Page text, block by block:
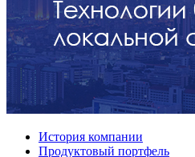
История компании
Продуктовый портфель